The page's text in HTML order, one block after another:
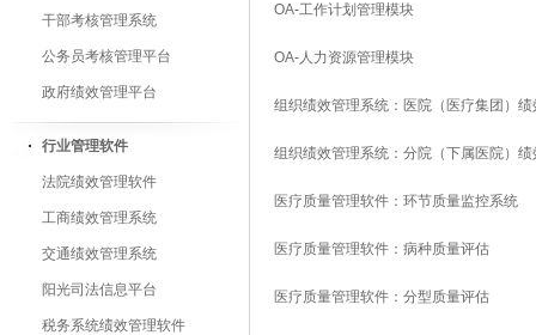
干部考核管理系统
公务员考核管理平台
政府绩效管理平台
行业管理软件
法院绩效管理软件
工商绩效管理系统
交通绩效管理系统
阳光司法信息平台
税务系统绩效管理软件
OA-工作计划管理模块
OA-人力资源管理模块
组织绩效管理系统：医院（医疗集团）绩
组织绩效管理系统：分院（下属医院）绩
医疗质量管理软件：环节质量监控系统
医疗质量管理软件：病种质量评估
医疗质量管理软件：分型质量评估